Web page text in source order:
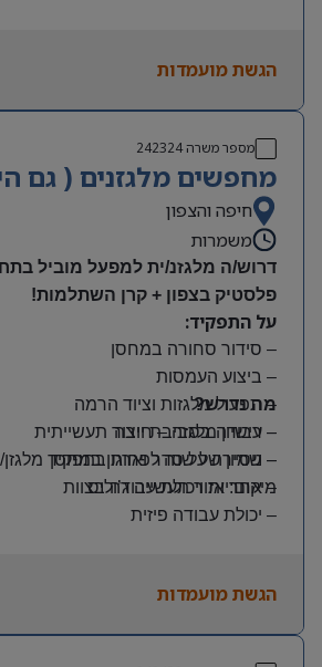
הגשת מועמדות
מספר משרה242324
מחפשים מלגזנים ( גם
חיפה והצפון
משמרות
דרוש/ה מלגזנ/ית למפעל מוביל
פלסטיק בצפון + קרן השתלמות!
על התפקיד:
– סידור סחורה במחסן
– ביצוע העמסות
– תפעול מלגזות וציוד הרמה
– עבודה בסביבת ייצור תעשייתית
– שמירה על סדר וארגון במחסן
מה נדרש?
– רישיון מלגזה – חובה
– ניסיון של שנה לפחות בתפקיד
– אחריות ויכולת עבודה בצוות
– יכולת עבודה פיזית
משמרות:
מיקום: אזור תעשייה ג’וליס
הגשת מועמדות